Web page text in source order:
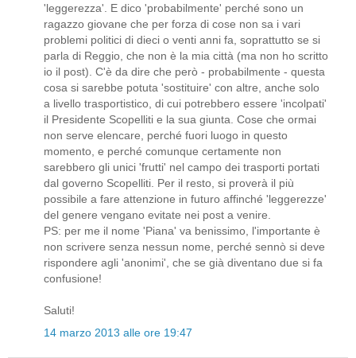
'leggerezza'. E dico 'probabilmente' perché sono un
ragazzo giovane che per forza di cose non sa i vari
problemi politici di dieci o venti anni fa, soprattutto se si
parla di Reggio, che non è la mia città (ma non ho scritto
io il post). C'è da dire che però - probabilmente - questa
cosa si sarebbe potuta 'sostituire' con altre, anche solo
a livello trasportistico, di cui potrebbero essere 'incolpati'
il Presidente Scopelliti e la sua giunta. Cose che ormai
non serve elencare, perché fuori luogo in questo
momento, e perché comunque certamente non
sarebbero gli unici 'frutti' nel campo dei trasporti portati
dal governo Scopelliti. Per il resto, si proverà il più
possibile a fare attenzione in futuro affinché 'leggerezze'
del genere vengano evitate nei post a venire.
PS: per me il nome 'Piana' va benissimo, l'importante è
non scrivere senza nessun nome, perché sennò si deve
rispondere agli 'anonimi', che se già diventano due si fa
confusione!
Saluti!
14 marzo 2013 alle ore 19:47